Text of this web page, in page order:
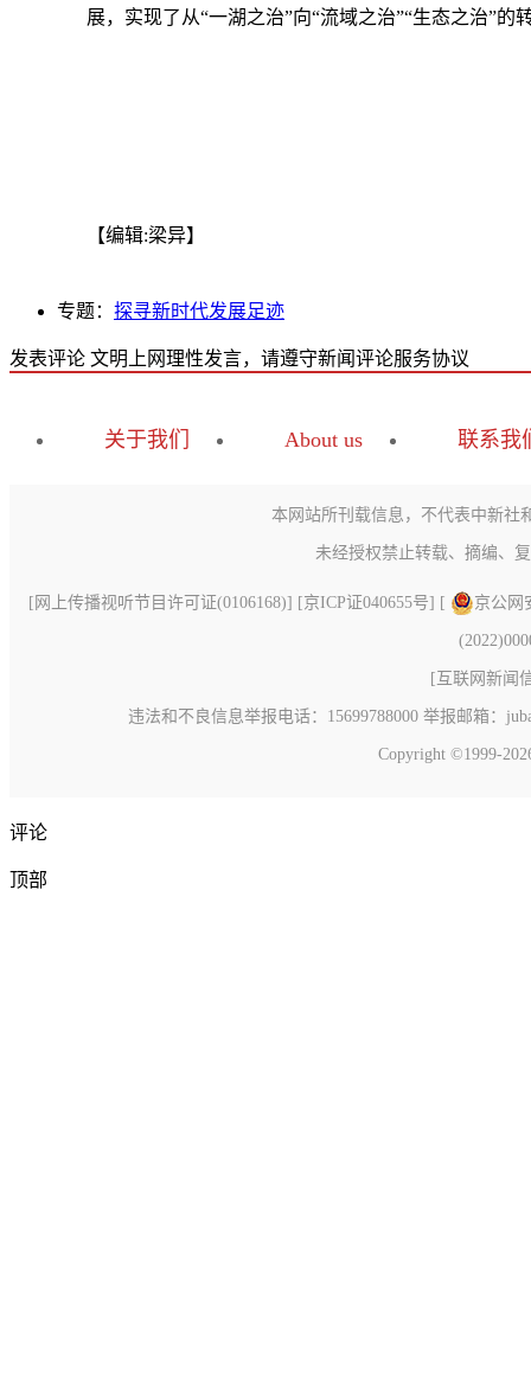
展，实现了从“一湖之治”向“流域之治”“生态之治”的
【编辑:梁异】
专题： 探寻新时代发展足迹
发表评论 文明上网理性发言，请遵守新闻评论服务协议
关于我们 About us 联系我
本网站所刊载信息，不代表中新社
未经授权禁止转载、摘编、
[ 网上传播视听节目许可证(0106168)] [京ICP证040655号] [ 京公网
[ 互联网新闻
违法和不良信息举报电话：15699788000 举报邮箱：
Copyright ©1999-
评论
顶部